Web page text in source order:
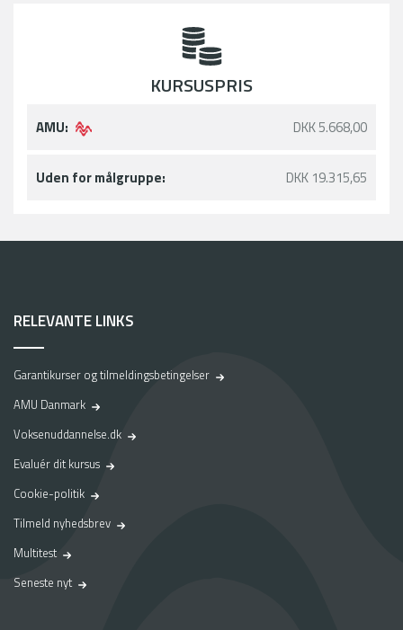
KURSUSPRIS
AMU: DKK 5.668,00
Uden for målgruppe: DKK 19.315,65
RELEVANTE LINKS
Garantikurser og tilmeldingsbetingelser
AMU Danmark
Voksenuddannelse.dk
Evaluér dit kursus
Cookie-politik
Tilmeld nyhedsbrev
Multitest
Seneste nyt